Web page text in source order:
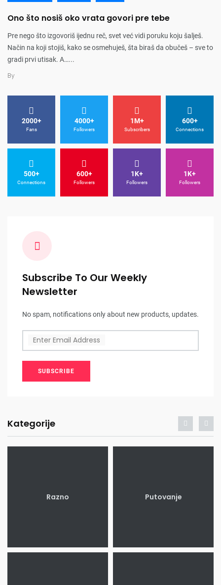
Ono što nosiš oko vrata govori pre tebe
Pre nego što izgovoriš ijednu reč, svet već vidi poruku koju šalješ.
Način na koji stojiš, kako se osmehuješ, šta biraš da obučeš – sve to
gradi prvi utisak. A…...
By
2000+
Fans
4000+
Followers
1M+
Subscribers
600+
Connections
500+
Connections
600+
Followers
1K+
Followers
1K+
Followers
Subscribe To Our Weekly
Newsletter
No spam, notifications only about new products, updates.
Enter Email Address
SUBSCRIBE
Kategorije
Razno Putovanje